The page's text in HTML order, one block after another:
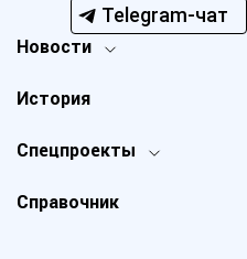
Telegram-чат
Новости
Спецпроекты
История
Справочник